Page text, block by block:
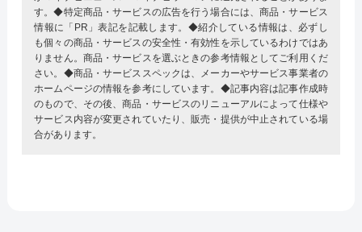
す。◆特定商品・サービスの広告を行う場合には、商品・サービス
情報に「PR」表記を記載します。◆紹介している情報は、必ずし
も個々の商品・サービスの安全性・有効性を示しているわけではあ
りません。商品・サービスを選ぶときの参考情報としてご利用くだ
さい。◆商品・サービススペックは、メーカーやサービス事業者の
ホームページの情報を参考にしています。◆記事内容は記事作成時
のもので、その後、商品・サービスのリニューアルによって仕様や
サービス内容が変更されていたり、販売・提供が中止されている場
合があります。